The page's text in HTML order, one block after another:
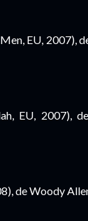
EU, 2007),
EU, 2007),
de Woody